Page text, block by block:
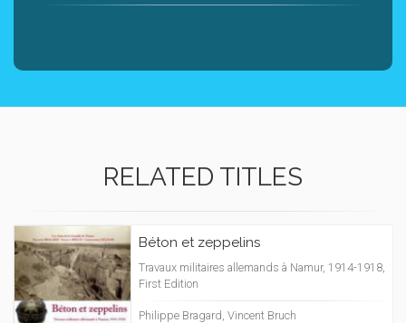
RELATED TITLES
Béton et zeppelins
Travaux militaires allemands à Namur, 1914-1918,
First Edition
Philippe Bragard, Vincent Bruch